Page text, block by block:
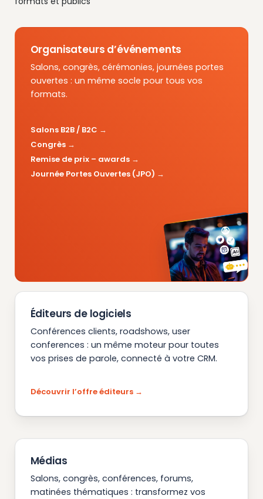
Organisateurs d’événements
Salons, congrès, cérémonies, journées portes
ouvertes : un même socle pour tous vos
formats.
Salons B2B / B2C
Congrès
Remise de prix – awards
Journée Portes Ouvertes (JPO)
Éditeurs de logiciels
Conférences clients, roadshows, user
conferences : un même moteur pour toutes
vos prises de parole, connecté à votre CRM.
Découvrir l’offre éditeurs
Médias
Salons, congrès, conférences, forums,
matinées thématiques : transformez vos